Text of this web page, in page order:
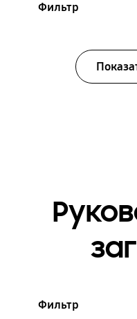
Фильтр
Фильтр